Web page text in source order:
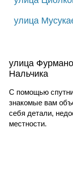
улица
улица
Нальчика
С помощью
знакомые вам
себя детали,
местности.